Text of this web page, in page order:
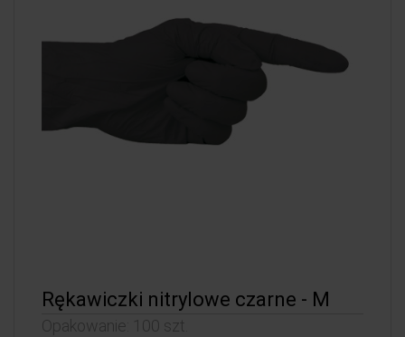
Rękawiczki nitrylowe czarne - M
Opakowanie: 100 szt.